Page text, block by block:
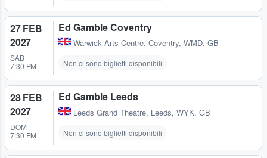
27 FEB
2027
SAB
7:30 PM
Ed Gamble Coventry
Warwick Arts Centre, Coventry, WMD, GB
Non ci sono biglietti disponibili
28 FEB
2027
DOM
7:30 PM
Ed Gamble Leeds
Leeds Grand Theatre, Leeds, WYK, GB
Non ci sono biglietti disponibili